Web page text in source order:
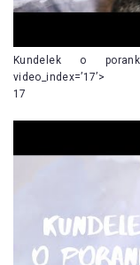
Kundelek o
video_index=’17’>
17